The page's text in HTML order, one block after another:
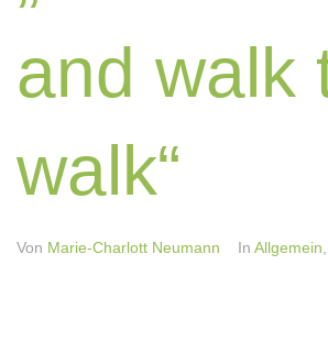
and walk
walk“
Von Marie-Charlott Neumann In Allgemein